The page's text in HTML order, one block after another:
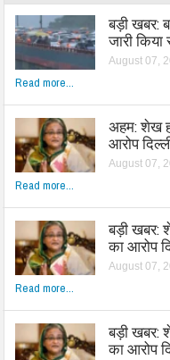
बड़ी खबर:
जारी
August 07,
Read more...
अहम: शेख
आरोप
August 07,
Read more...
बड़ी खबर:
का आरोप
August 07,
Read more...
बड़ी खबर:
का आरोप